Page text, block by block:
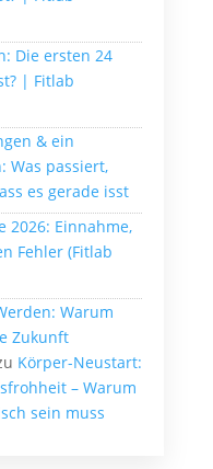
Die ersten 24
| Fitlab
& ein
Was passiert,
es gerade isst
2026: Einnahme,
Fehler (Fitlab
Warum
Zukunft
Körper-Neustart:
– Warum
sein muss